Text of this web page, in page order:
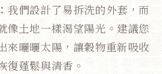
我們設計了易拆洗的外套，而
像土地一樣渴望陽光。建議您
來曬曬太陽，讓穀物重新吸收
復蓬鬆與清香。